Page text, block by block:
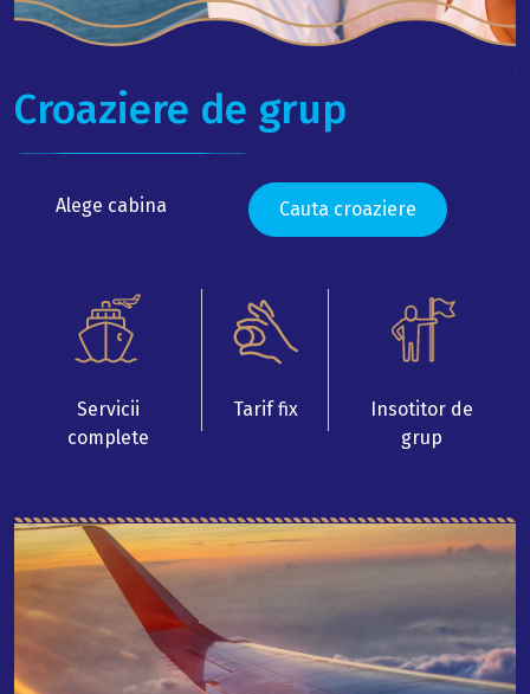
Croaziere de grup
Alege cabina Cauta croaziere
Servicii
complete
Tarif fix
Insotitor de
grup